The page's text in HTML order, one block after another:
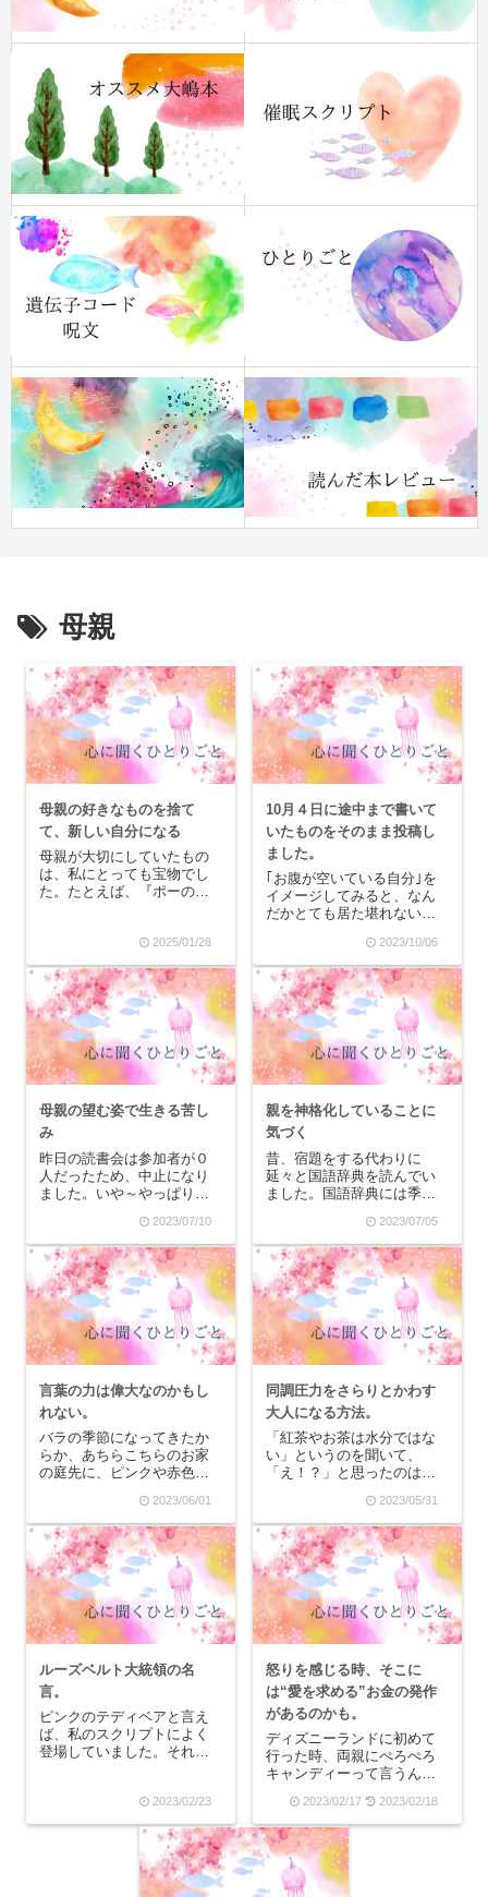
母親
母親の好きなものを捨て
て、新しい自分になる
母親が大切にしていたもの
は、私にとっても宝物でし
た。たとえば、『ポーの一
す。小学生の頃、母親にも
らった陶器のペンダントを
肌身離さずつけていたので
すが、家族で大台ケ原へ登
山に行った時に落としてし
ま...
2025/01/28
10月４日に途中まで書いて
いたものをそのまま投稿し
ました。
｢お腹が空いている自分｣を
イメージしてみると、なん
だかとても居た堪れないと
ちになってきます。空腹の
自分が、まるで幼い子供が
我慢しているような健気さ
があり、懐かしいような胸
が痛い感覚があります。ふ
と思い出すのは、私が...
2023/10/06
母親の望む姿で生きる苦し
み
昨日の読書会は参加者が０
人だったため、中止になり
ました。いや～やっぱり間
来ていただけるもんです
ね。ちょっとまた考え直し
ます！あと、日曜日のお昼
間だと都合が合わない方も
多いようで、読書会参加希
望の方と日時調整していけ
た...
2023/07/10
親を神格化していることに
気づく
昔、宿題をする代わりに
延々と国語辞典を読んでい
ました。国語辞典には季語
さまざまなことが載ってい
て、家で会話のない私にと
っては「新しいことを吸収
するのは楽しい！」という
楽しみの一つでした。ボキ
ャブラリーが少ないので
「小...
2023/07/05
言葉の力は偉大なのかもし
れない。
バラの季節になってきたか
らか、あちらこちらのお家
の庭先に、ピンクや赤色の
す。バラって、育てるのが
難しいらしいですね。サボ
テンすら枯らす私にはハー
ドルが高いかな…と思っ
て、バラは育てたことがあ
りません。しかし、うちで
は昨...
2023/06/01
同調圧力をさらりとかわす
大人になる方法。
「紅茶やお茶は水分ではな
い」というのを聞いて、
「え！？」と思ったのは
で、衝撃の事実でした。そ
れまで「水」を飲むという
習慣がなかったので水を飲
んでも味気がないし、もっ
と舌に刺激が欲しいような
感覚になっていました。こ
れ...
2023/05/31
ルーズベルト大統領の名
言。
ピンクのテディベアと言え
ば、私のスクリプトによく
登場していました。それは
クリプトに何度も何度も登
場してたんです。「ピンク
のテディベア」は私には何
も覚えがなくて、ただ「可
愛いな」とか「女の子ら
2023/02/23
怒りを感じる時、そこに
は“愛を求める”お金の発作
があるのかも。
ディズニーランドに初めて
行った時、両親にぺろぺろ
キャンディーって言うんで
きになってレインボーの飴
――を買ってもらいまし
た。漫画の中の世界でしか
見たことがない、憧れの食
べ物でしたね。そして、そ
2023/02/17 2023/02/18